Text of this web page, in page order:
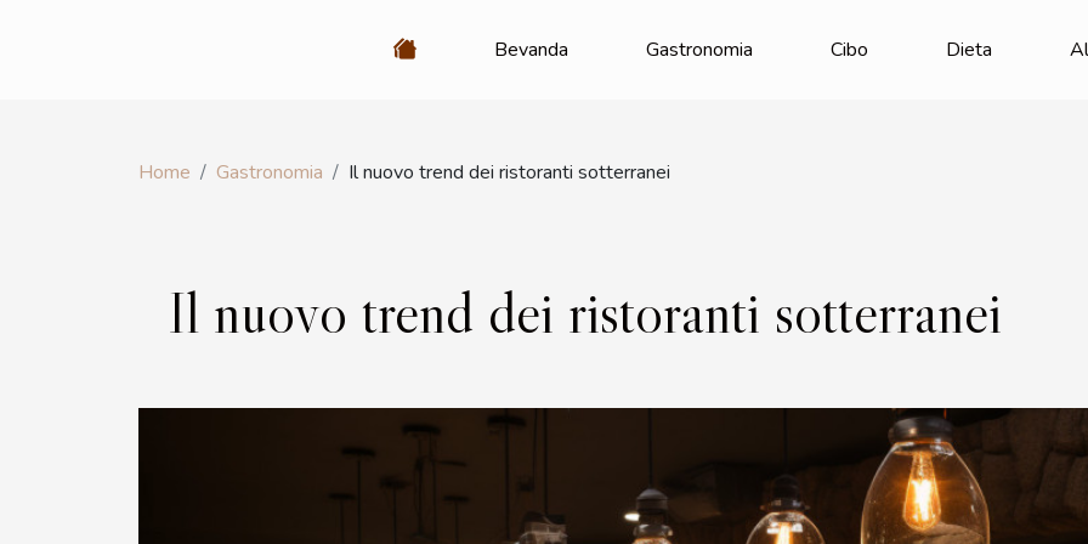
Bevanda Gastronomia Cibo Dieta
Home Gastronomia Il nuovo trend dei ristoranti sotterranei
Il nuovo trend dei ristoranti sotterranei